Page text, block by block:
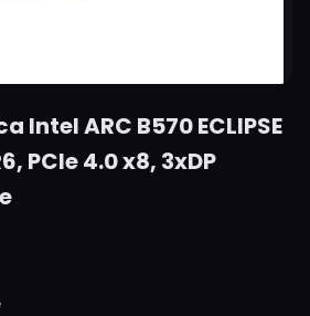
ARC B570 ECLIPSE
PCIe 4.0 x8, 3xDP